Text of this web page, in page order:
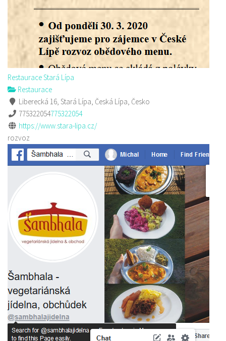
Restaurace Stará Lípa
Restaurace
Liberecká 16, Stará Lípa, Česká Lípa, Česko
775322054775322054
https://www.stara-lipa.cz/
rozvoz